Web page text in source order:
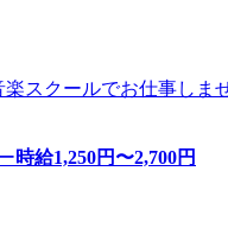
スクールでお仕事しま
時給1,250円〜2,700円